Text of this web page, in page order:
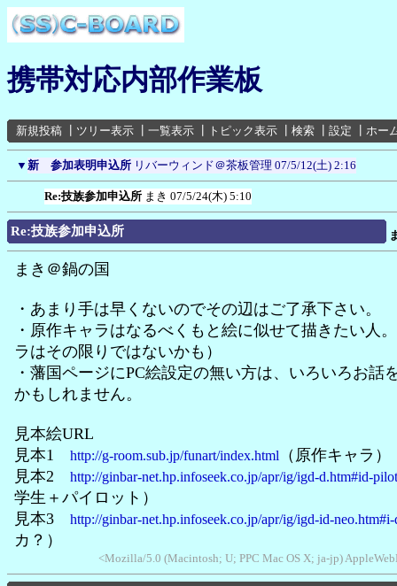
携帯対応内部作業板
新規投稿 ツリー表示 一覧表示 トピック表示 検索 設定 ホー
▼ 新 参加表明申込所 リバーウィンド＠茶板管理 07/5/12(土) 2:16
Re:技族参加申込所 まき 07/5/24(木) 5:10
Re:技族参加申込所
まき＠鍋の国
・あまり手は早くないのでその辺はご了承下さい。
・原作キャラはなるべくもと絵に似せて描きたい人
ラはその限りではないかも）
・藩国ページにPC絵設定の無い方は、いろいろお話
かもしれません。
見本絵URL
見本1 http://g-room.sub.jp/funart/index.html
（原作キャラ）
見本2 http://ginbar-net.hp.infoseek.co.jp/apr/ig/igd-d.htm#id-pilot
学生＋パイロット）
見本3 http://ginbar-net.hp.infoseek.co.jp/apr/ig/igd-id-neo.htm#i-
カ？）
<Mozilla/5.0 (Macintosh; U; PPC Mac OS X; ja-jp)